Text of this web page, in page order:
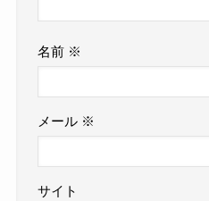
名前 ※
メール ※
サイト